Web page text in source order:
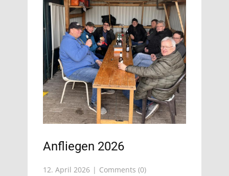
Anfliegen 2026
12. April 2026 Comments (0)